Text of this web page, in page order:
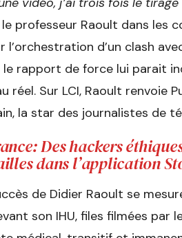
le professeur Raoult dans les
l’orchestration d’un clash
le rapport de force lui parait
réel. Sur LCI, Raoult renvoie
la star des journalistes de
Des hackers
dans l’application
de Didier Raoult se
son IHU, files filmées par